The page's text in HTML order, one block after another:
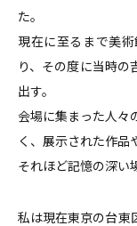
た。
現在に至るまで美
り、その度に当時の
出す。
会場に集まった人々
く、展示された作品
それほど記憶の深い
私は現在東京の台東